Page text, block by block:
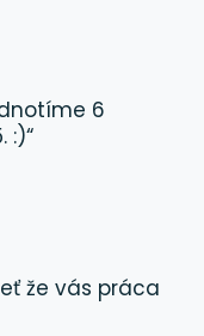
6
:)“
že vás práca